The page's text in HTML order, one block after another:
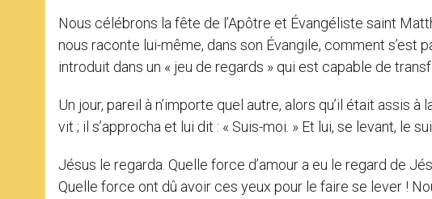
Nous célébrons la fête de l’Apôtre et Évangéliste saint
nous raconte lui-même, dans son Évangile, comment s’est
introduit dans un « jeu de regards » qui est capable de
Un jour, pareil à n’importe quel autre, alors qu’il était assis
vit ; il s’approcha et lui dit : « Suis-moi. » Et lui, se levant, le
Jésus le regarda. Quelle force d’amour a eu le regard de
Quelle force ont dû avoir ces yeux pour le faire se lever !